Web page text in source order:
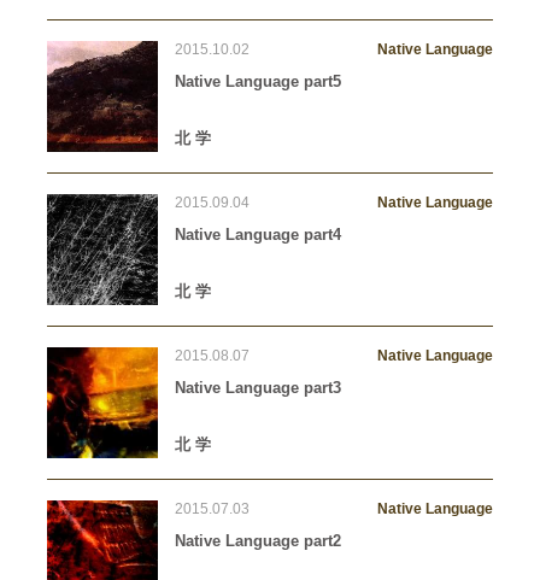
2015.10.02 Native Language
Native Language part5
北 学
2015.09.04 Native Language
Native Language part4
北 学
2015.08.07 Native Language
Native Language part3
北 学
2015.07.03 Native Language
Native Language part2